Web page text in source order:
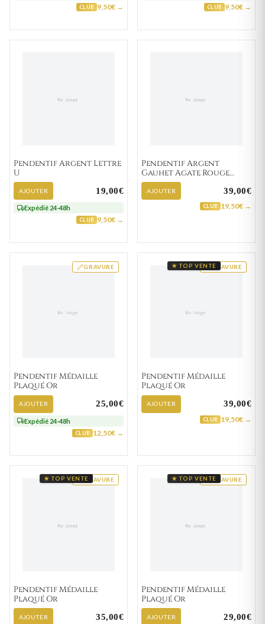
CLUB 9,50€ → CLUB 9,50€ →
Pendentif Argent Lettre
U
AJOUTER 19,00€
Expédié 24-48h
CLUB 9,50€ →
Pendentif Argent
Gauhet Agate Rouge
Totem
AJOUTER 39,00€
CLUB 19,50€ →
GRAVURE
Pendentif Médaille
Plaqué Or
AJOUTER 25,00€
Expédié 24-48h
CLUB 12,50€ →
GRAVURE
★ TOP VENTE
Pendentif Médaille
Plaqué Or
AJOUTER 39,00€
CLUB 19,50€ →
GRAVURE
★ TOP VENTE
Pendentif Médaille
Plaqué Or
AJOUTER 35,00€
GRAVURE
★ TOP VENTE
Pendentif Médaille
Plaqué Or
AJOUTER 29,00€